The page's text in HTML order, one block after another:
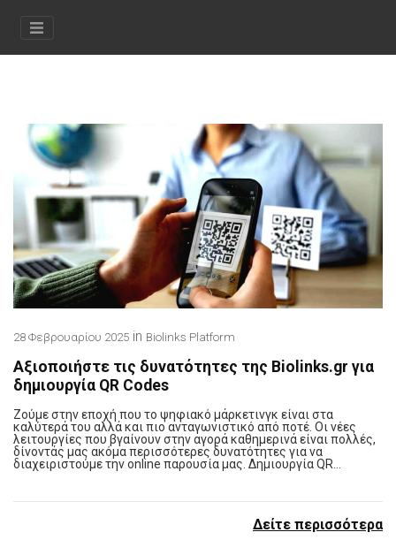
28 Φεβρουαρίου 2025 in Biolinks Platform
Αξιοποιήστε τις δυνατότητες της Biolinks.gr για
δημιουργία QR Codes
Ζούμε στην εποχή που το ψηφιακό μάρκετινγκ είναι στα
καλύτερά του αλλά και πιο ανταγωνιστικό από ποτέ. Οι νέες
λειτουργίες που βγαίνουν στην αγορά καθημερινά είναι πολλές,
δίνοντάς μας ακόμα περισσότερες δυνατότητες για να
διαχειριστούμε την online παρουσία μας. Δημιουργία QR…
Δείτε περισσότερα